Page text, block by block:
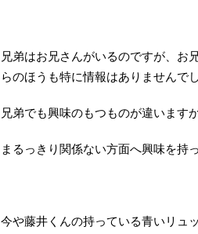
兄弟はお兄さんがいるのですが、お
らのほうも特に情報はありませんでし
兄弟でも興味のもつものが違いますか
まるっきり関係ない方面へ興味を持
今や藤井くんの持っている青いリュ